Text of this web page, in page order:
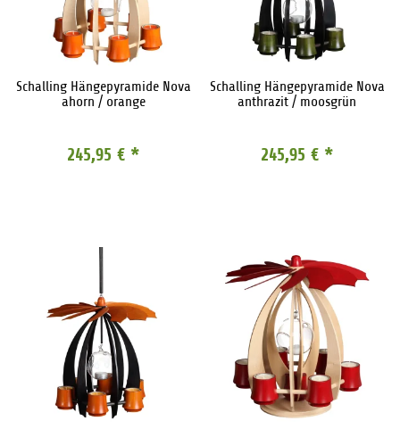
Schalling Hängepyramide Nova
ahorn / orange
245,95 € *
Schalling Hängepyramide Nova
anthrazit / moosgrün
245,95 € *